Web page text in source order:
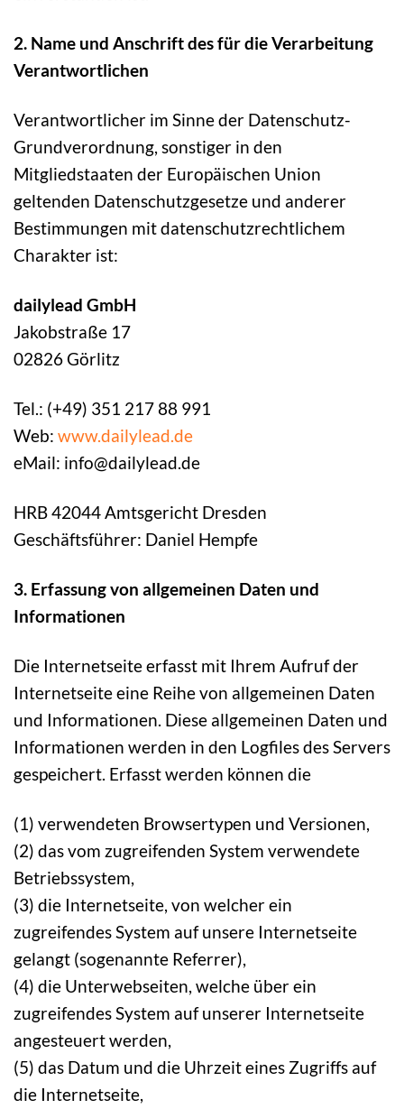
2. Name und Anschrift des für die Verarbeitung
Verantwortlichen
Verantwortlicher im Sinne der Datenschutz-
Grundverordnung, sonstiger in den
Mitgliedstaaten der Europäischen Union
geltenden Datenschutzgesetze und anderer
Bestimmungen mit datenschutzrechtlichem
Charakter ist:
dailylead GmbH
Jakobstraße 17
02826 Görlitz
Tel.: (+49) 351 217 88 991
Web: www.dailylead.de
eMail: info@dailylead.de
HRB 42044 Amtsgericht Dresden
Geschäftsführer: Daniel Hempfe
3. Erfassung von allgemeinen Daten und
Informationen
Die Internetseite erfasst mit Ihrem Aufruf der
Internetseite eine Reihe von allgemeinen Daten
und Informationen. Diese allgemeinen Daten und
Informationen werden in den Logfiles des Servers
gespeichert. Erfasst werden können die
(1) verwendeten Browsertypen und Versionen,
(2) das vom zugreifenden System verwendete
Betriebssystem,
(3) die Internetseite, von welcher ein
zugreifendes System auf unsere Internetseite
gelangt (sogenannte Referrer),
(4) die Unterwebseiten, welche über ein
zugreifendes System auf unserer Internetseite
angesteuert werden,
(5) das Datum und die Uhrzeit eines Zugriffs auf
die Internetseite,